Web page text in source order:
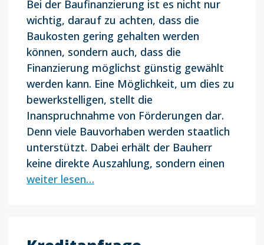
Bei der Baufinanzierung ist es nicht nur
wichtig, darauf zu achten, dass die
Baukosten gering gehalten werden
können, sondern auch, dass die
Finanzierung möglichst günstig gewählt
werden kann. Eine Möglichkeit, um dies zu
bewerkstelligen, stellt die
Inanspruchnahme von Förderungen dar.
Denn viele Bauvorhaben werden staatlich
unterstützt. Dabei erhält der Bauherr
keine direkte Auszahlung, sondern einen
weiter lesen…